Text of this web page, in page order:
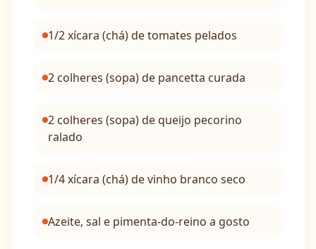
1/2 xícara (chá) de tomates pelados
2 colheres (sopa) de pancetta curada
2 colheres (sopa) de queijo pecorino
ralado​
1/4 xícara (chá) de vinho branco seco
Azeite, sal e pimenta-do-reino a gosto